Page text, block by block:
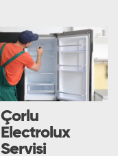
Çorlu
Electrolux
Servisi